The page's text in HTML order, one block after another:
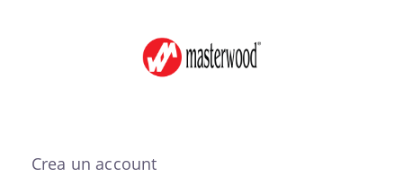
Crea un account